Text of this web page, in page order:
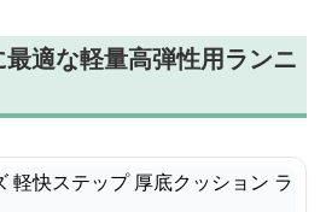
適な軽量高弾性用ランニ